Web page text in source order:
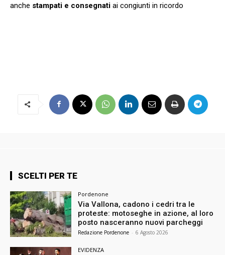
anche stampati e consegnati ai congiunti in ricordo
SCELTI PER TE
Pordenone
Via Vallona, cadono i cedri tra le
proteste: motoseghe in azione, al loro
posto nasceranno nuovi parcheggi
Redazione Pordenone - 6 Agosto 2026
EVIDENZA